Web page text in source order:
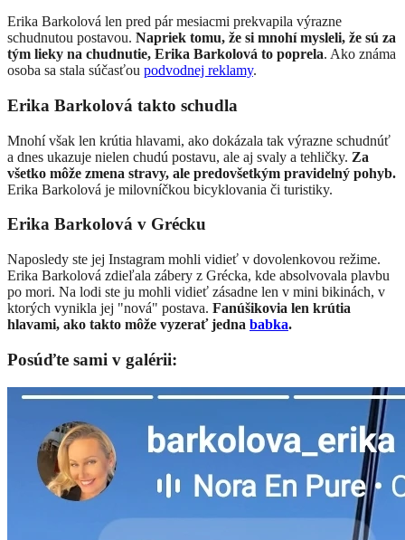
Erika Barkolová len pred pár mesiacmi prekvapila výrazne
schudnutou postavou. Napriek tomu, že si mnohí mysleli, že sú za
tým lieky na chudnutie, Erika Barkolová to poprela. Ako známa
osoba sa stala súčasťou podvodnej reklamy.
Erika Barkolová takto schudla
Mnohí však len krútia hlavami, ako dokázala tak výrazne schudnúť
a dnes ukazuje nielen chudú postavu, ale aj svaly a tehličky. Za
všetko môže zmena stravy, ale predovšetkým pravidelný pohyb.
Erika Barkolová je milovníčkou bicyklovania či turistiky.
Erika Barkolová v Grécku
Naposledy ste jej Instagram mohli vidieť v dovolenkovou režime.
Erika Barkolová zdieľala zábery z Grécka, kde absolvovala plavbu
po mori. Na lodi ste ju mohli vidieť zásadne len v mini bikinách, v
ktorých vynikla jej "nová" postava. Fanúšikovia len krútia
hlavami, ako takto môže vyzerať jedna babka.
Posúďte sami v galérii: